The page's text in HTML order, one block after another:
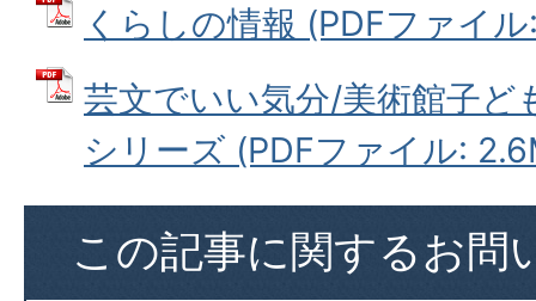
くらしの情報 (PDFファイ
芸文でいい気分/美術館子ど
シリーズ (PDFファイル:
この記事に関するお問